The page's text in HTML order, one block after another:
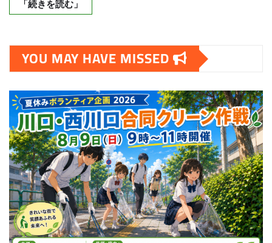
「続きを読む」
YOU MAY HAVE MISSED